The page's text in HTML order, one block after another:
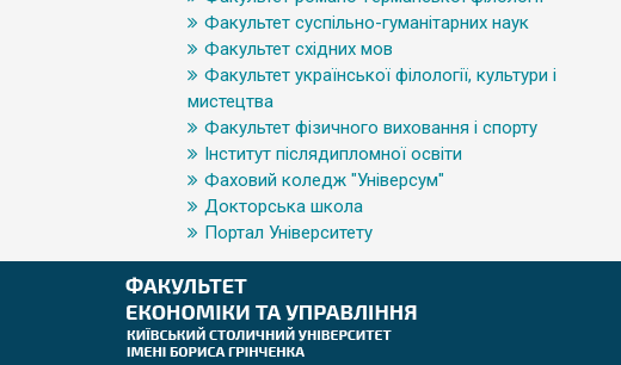
Факультет суспільно-гуманітарних наук
Факультет східних мов
Факультет української філології, культури і
мистецтва
Факультет фізичного виховання і спорту
Інститут післядипломної освіти
Фаховий коледж "Універсум"
Докторська школа
Портал Університету